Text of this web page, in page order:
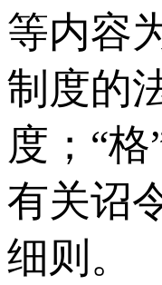
等内容
制度的
度；“
有关诏
细则。